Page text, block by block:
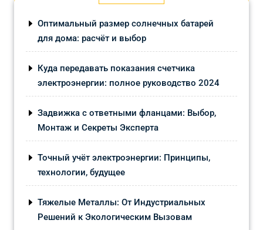
Оптимальный размер солнечных батарей
для дома: расчёт и выбор
Куда передавать показания счетчика
электроэнергии: полное руководство 2024
Задвижка с ответными фланцами: Выбор,
Монтаж и Секреты Эксперта
Точный учёт электроэнергии: Принципы,
технологии, будущее
Тяжелые Металлы: От Индустриальных
Решений к Экологическим Вызовам